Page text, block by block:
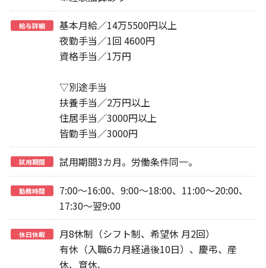
給与詳細
基本月給／14万5500円以上
夜勤手当／1回 4600円
資格手当／1万円
▽別途手当
扶養手当／2万円以上
住居手当／3000円以上
皆勤手当／3000円
試用期間 試用期間3カ月。労働条件同一。
勤務時間
7:00～16:00、9:00～18:00、11:00～20:00、
17:30～翌9:00
休日休暇
月8休制（シフト制、希望休 月2回）
有休（入職6カ月経過後10日）、慶弔、産
休、育休、